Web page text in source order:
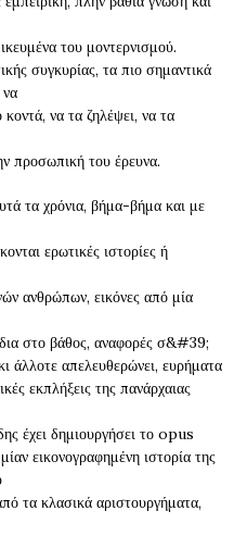
του μοντερνισμού.
συγκυρίας, τα πιο σημαντικά
να τα ζηλέψει, να τα
προσωπική του έρευνα.
τα χρόνια, βήμα-βήμα και με
ερωτικές ιστορίες ή
ανθρώπων, εικόνες από μία
στο βάθος, αναφορές σ&#39;
άλλοτε απελευθερώνει, ευρήματα
εκπλήξεις της πανάρχαιας
έχει δημιουργήσει το opus
εικονογραφημένη ιστορία της
τα κλασικά αριστουργήματα,